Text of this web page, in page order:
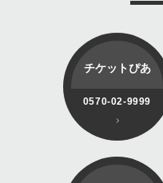
チケットぴあ
0570-02-9999